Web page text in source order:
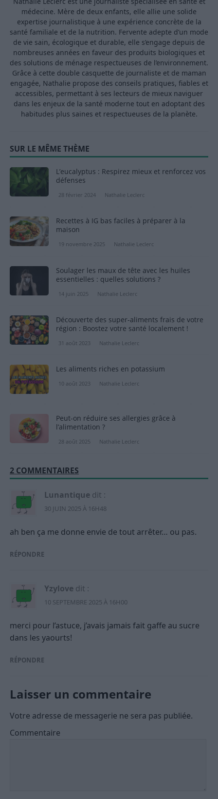
médecine. Mère de deux enfants, elle allie une solide
expertise journalistique à une expérience concrète de la
santé familiale et de la nutrition. Fervente adepte d’un mode
de vie sain, écologique et durable, elle s’engage depuis de
nombreuses années en faveur des produits biologiques et
des solutions de ménage respectueuses de l’environnement.
Grâce à cette double casquette de journaliste et de maman
engagée, Nathalie propose des conseils pratiques, fiables et
accessibles, permettant à ses lecteurs de mieux naviguer
dans les enjeux de la santé moderne tout en adoptant des
habitudes plus saines et respectueuses de la planète.
SUR LE MÊME THÈME
L’eucalyptus : Respirez mieux et renforcez vos
défenses
28 février 2024 Nathalie Leclerc
Recettes à IG bas faciles à préparer à la
maison
19 novembre 2025 Nathalie Leclerc
Soulager les maux de tête avec les huiles
essentielles : quelles solutions ?
14 juin 2025 Nathalie Leclerc
Découverte des super-aliments frais de votre
région : Boostez votre santé localement !
31 août 2023 Nathalie Leclerc
Les aliments riches en potassium
10 août 2023 Nathalie Leclerc
Peut-on réduire ses allergies grâce à
l’alimentation ?
28 août 2025 Nathalie Leclerc
2 COMMENTAIRES
Lunantique dit :
30 JUIN 2025 À 16H48
ah ben ça me donne envie de tout arrêter… ou pas.
RÉPONDRE
Yzylove dit :
10 SEPTEMBRE 2025 À 16H00
merci pour l’astuce, j’avais jamais fait gaffe au sucre
dans les yaourts!
RÉPONDRE
Laisser un commentaire
Votre adresse de messagerie ne sera pas publiée.
Commentaire